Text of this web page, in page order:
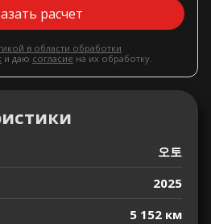
расчет
в области обработки
и даю согласие на их обработку.
오토
2025
5 152 км